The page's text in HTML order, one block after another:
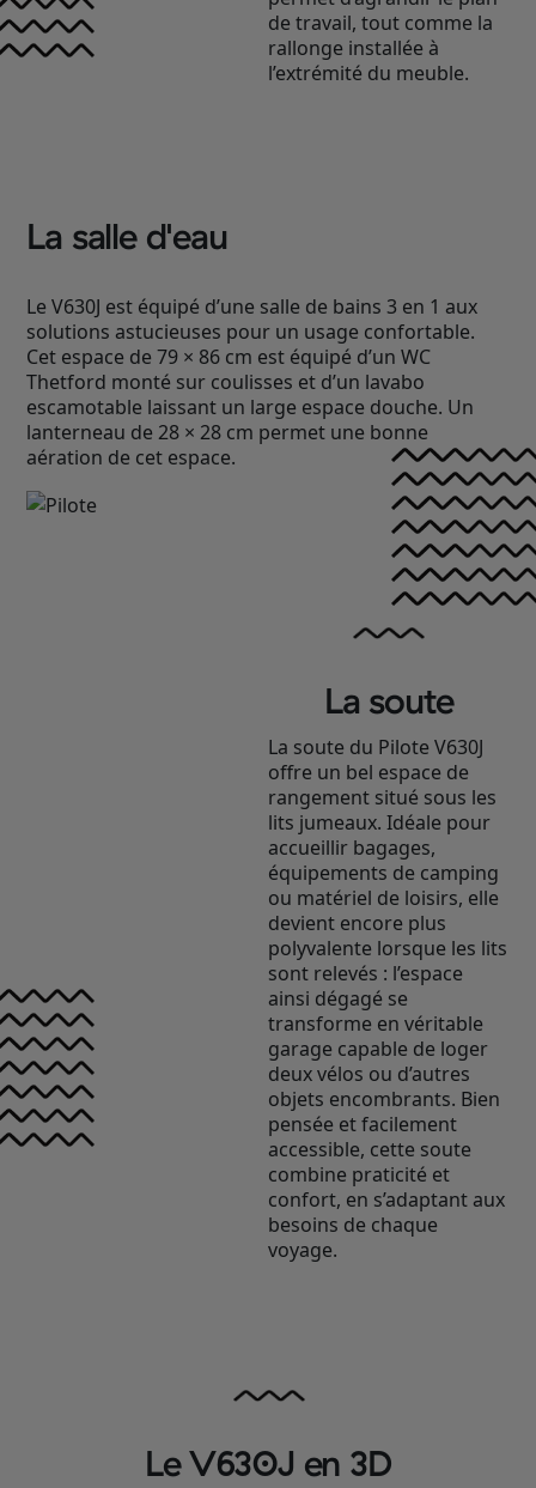
de travail, tout comme la
rallonge installée à
l’extrémité du meuble.
La salle d'eau
Le V630J est équipé d’une salle de bains 3 en 1 aux
solutions astucieuses pour un usage confortable.
Cet espace de 79 × 86 cm est équipé d’un WC
Thetford monté sur coulisses et d’un lavabo
escamotable laissant un large espace douche. Un
lanterneau de 28 × 28 cm permet une bonne
aération de cet espace.
La soute
La soute du Pilote V630J
offre un bel espace de
rangement situé sous les
lits jumeaux. Idéale pour
accueillir bagages,
équipements de camping
ou matériel de loisirs, elle
devient encore plus
polyvalente lorsque les lits
sont relevés : l’espace
ainsi dégagé se
transforme en véritable
garage capable de loger
deux vélos ou d’autres
objets encombrants. Bien
pensée et facilement
accessible, cette soute
combine praticité et
confort, en s’adaptant aux
besoins de chaque
voyage.
Le V630J en 3D